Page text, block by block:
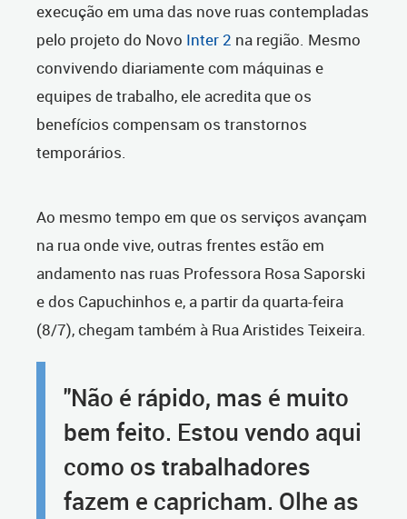
execução em uma das nove ruas contempladas
pelo projeto do Novo Inter 2 na região. Mesmo
convivendo diariamente com máquinas e
equipes de trabalho, ele acredita que os
benefícios compensam os transtornos
temporários.
Ao mesmo tempo em que os serviços avançam
na rua onde vive, outras frentes estão em
andamento nas ruas Professora Rosa Saporski
e dos Capuchinhos e, a partir da quarta-feira
(8/7), chegam também à Rua Aristides Teixeira.
"Não é rápido, mas é muito
bem feito. Estou vendo aqui
como os trabalhadores
fazem e capricham. Olhe as